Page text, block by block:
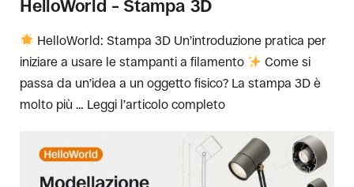
HelloWorld – Stampa 3D
HelloWorld: Stampa 3D Un’introduzione pratica per
iniziare a usare le stampanti a filamento
Come si
passa da un’idea a un oggetto fisico? La stampa 3D è
molto più … Leggi l’articolo completo